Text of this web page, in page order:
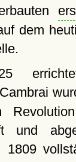
dem
und
1809